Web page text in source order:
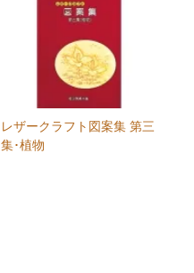
レザークラフト図案集 第三
集･植物